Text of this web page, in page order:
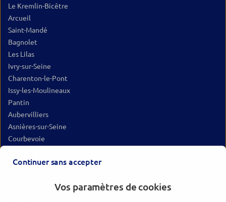
Le Kremlin-Bicêtre
Arcueil
Saint-Mandé
Bagnolet
Les Lilas
Ivry-sur-Seine
Charenton-le-Pont
Issy-les-Moulineaux
Pantin
Aubervilliers
Asnières-sur-Seine
Courbevoie
Bagneux
Continuer sans accepter
Vos paramètres de cookies